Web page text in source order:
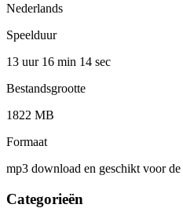
Nederlands
Speelduur
13 uur 16 min 14 sec
Bestandsgrootte
1822 MB
Formaat
mp3 download en geschikt voor
Categorieën